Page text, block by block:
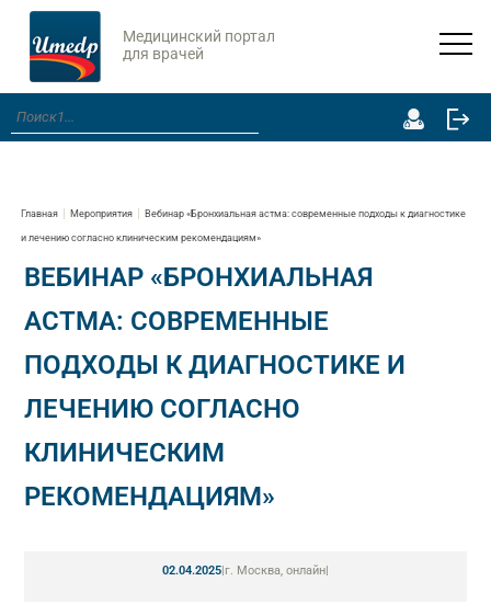
Медицинский портал
для врачей
Главная Мероприятия Вебинар «Бронхиальная астма: современные подходы к диагностике
и лечению согласно клиническим рекомендациям»
ВЕБИНАР «БРОНХИАЛЬНАЯ
АСТМА: СОВРЕМЕННЫЕ
ПОДХОДЫ К ДИАГНОСТИКЕ И
ЛЕЧЕНИЮ СОГЛАСНО
КЛИНИЧЕСКИМ
РЕКОМЕНДАЦИЯМ»
02.04.2025|г. Москва, онлайн|